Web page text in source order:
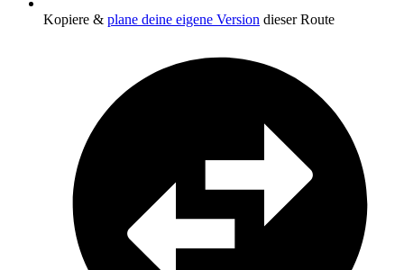
Kopiere & plane deine eigene Version dieser Route